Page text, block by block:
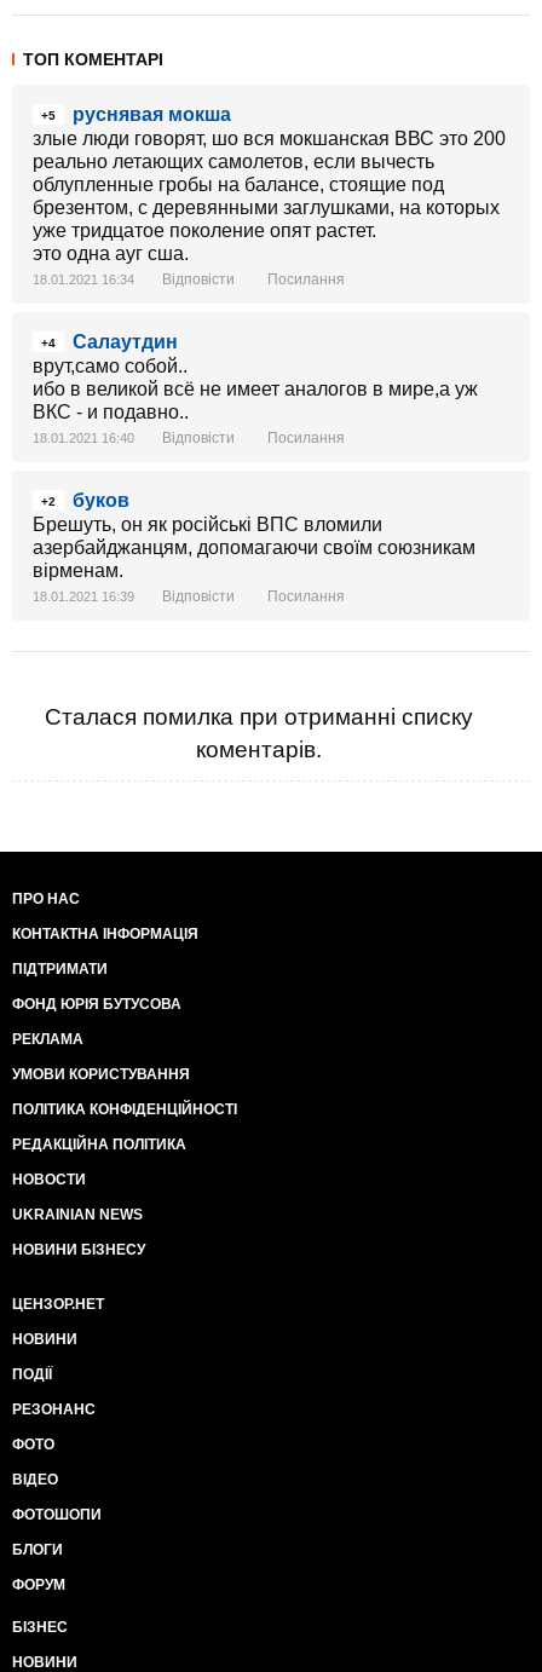
ТОП КОМЕНТАРІ
+5
руснявая мокша
злые люди говорят, шо вся мокшанская ВВС это 200
реально летающих самолетов, если вычесть
облупленные гробы на балансе, стоящие под
брезентом, с деревянными заглушками, на которых
уже тридцатое поколение опят растет.
это одна ауг сша.
18.01.2021 16:34 Відповісти Посилання
+4
Салаутдин
врут,само собой..
ибо в великой всё не имеет аналогов в мире,а уж
ВКС - и подавно..
18.01.2021 16:40 Відповісти Посилання
+2
буков
Брешуть, он як російські ВПС вломили
азербайджанцям, допомагаючи своїм союзникам
вірменам.
18.01.2021 16:39 Відповісти Посилання
Сталася помилка при отриманні списку
коментарів.
ПРО НАС
КОНТАКТНА ІНФОРМАЦІЯ
ПІДТРИМАТИ
ФОНД ЮРІЯ БУТУСОВА
РЕКЛАМА
УМОВИ КОРИСТУВАННЯ
ПОЛІТИКА КОНФІДЕНЦІЙНОСТІ
РЕДАКЦІЙНА ПОЛІТИКА
НОВОСТИ
UKRAINIAN NEWS
НОВИНИ БІЗНЕСУ
ЦЕНЗОР.НЕТ
НОВИНИ
ПОДІЇ
РЕЗОНАНС
ФОТО
ВІДЕО
ФОТОШОПИ
БЛОГИ
ФОРУМ
БІЗНЕС
НОВИНИ